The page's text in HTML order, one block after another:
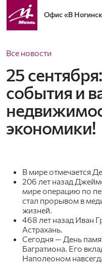
Офис«В
Все новости
25
события и
экономики!
В мире отмечается
206 лет назад
мире операцию по
стал прорывом в
жизней.
468 лет назад Иван
Астрахань.
Сегодня — День
Багратиона. Его
Наполеоном